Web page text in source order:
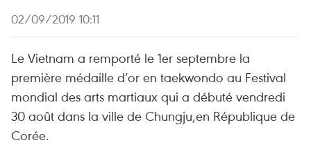
02/09/2019 10:11
Le Vietnam a remporté le 1er septembre la
première médaille d’or en taekwondo au Festival
mondial des arts martiaux qui a débuté vendredi
30 août dans la ville de Chungju,en République de
Corée.